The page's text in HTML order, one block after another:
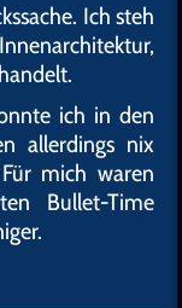
Ich steh
ich in den
allerdings nix
mich waren
Bullet-Time